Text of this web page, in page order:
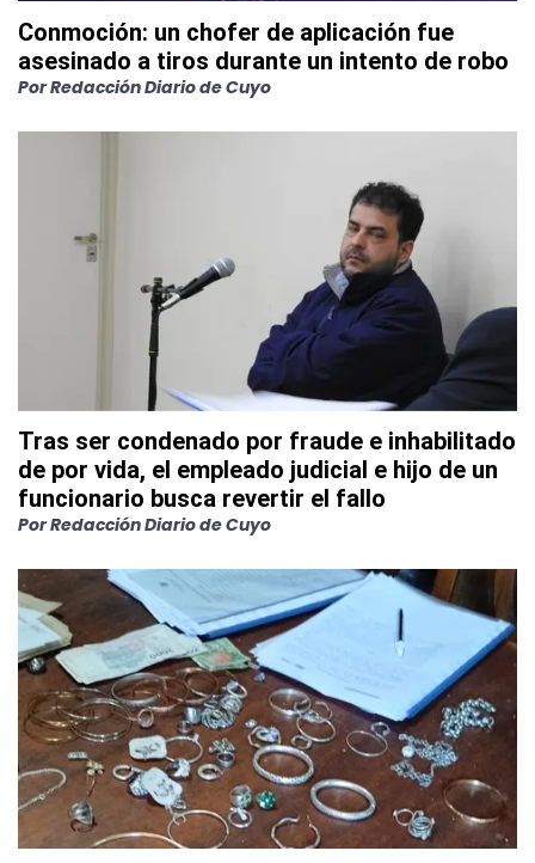
Conmoción: un chofer de aplicación fue
asesinado a tiros durante un intento de robo
PorRedacción Diario de Cuyo
Tras ser condenado por fraude e inhabilitado
de por vida, el empleado judicial e hijo de un
funcionario busca revertir el fallo
PorRedacción Diario de Cuyo